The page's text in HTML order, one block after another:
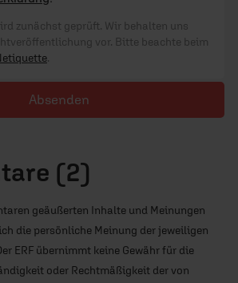
zunächst geprüft. Wir behalten uns
vor. Bitte beachte beim
.
Absenden
(2)
geäußerten Inhalte und Meinungen
die persönliche Meinung der jeweiligen
ERF übernimmt keine Gewähr für die
oder Rechtmäßigkeit der von